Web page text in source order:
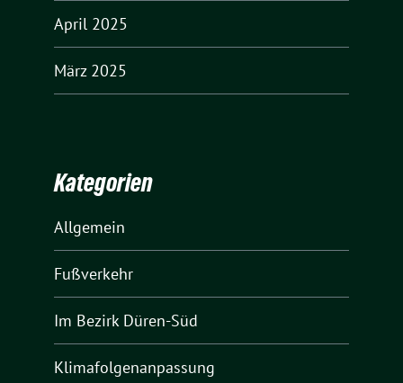
April 2025
März 2025
Kategorien
Allgemein
Fußverkehr
Im Bezirk Düren-Süd
Klimafolgenanpassung